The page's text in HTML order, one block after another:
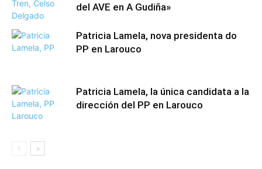
del AVE en A Gudiña»
Patricia Lamela, nova presidenta do
PP en Larouco
Patricia Lamela, la única candidata a la
dirección del PP en Larouco